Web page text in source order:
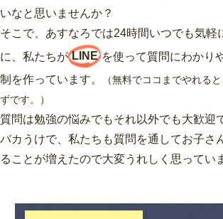
いなと思いませんか？
そこで、あすなろでは24時間いつでも気軽
に、私たちが LINE を使って質問にわかり
制を作っています。
（無料でココまでやれる
ずです。）
質問は勉強の悩みでもそれ以外でも大歓迎
バカうけで、私たちも質問を通してお子さ
ることが増えたので大変うれしく思ってい